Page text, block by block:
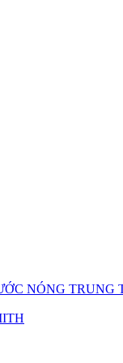
NÓNG TRUNG